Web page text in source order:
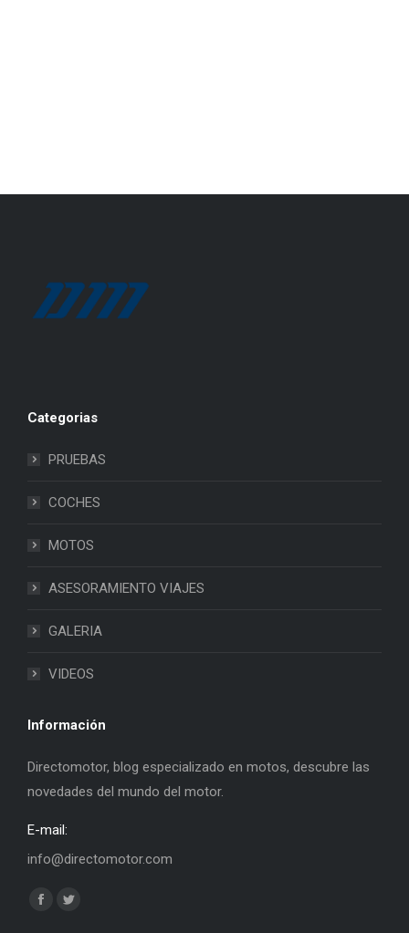
Categorias
PRUEBAS
COCHES
MOTOS
ASESORAMIENTO VIAJES
GALERIA
VIDEOS
Información
Directomotor, blog especializado en motos, descubre las
novedades del mundo del motor.
E-mail:
info@directomotor.com
Find us on:
Facebook
Twitter